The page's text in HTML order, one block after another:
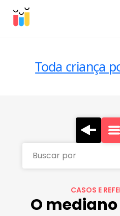
Toda criança
Buscar por
CASOS E
O